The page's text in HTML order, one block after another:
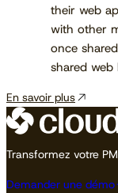
their web
with other
once
shared
En savoir plus
Transformez votre
Demander une démo